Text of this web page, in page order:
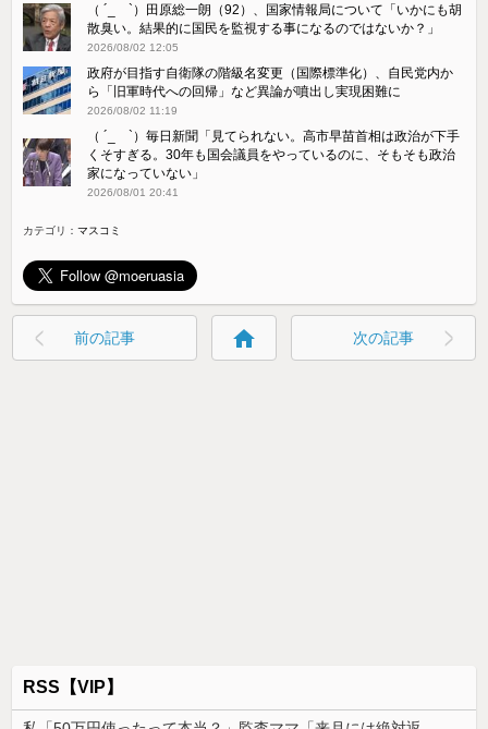
（ ´_ゝ`）田原総一朗（92）、国家情報局について「いかにも胡
散臭い。結果的に国民を監視する事になるのではないか？」
2026/08/02 12:05
政府が目指す自衛隊の階級名変更（国際標準化）、自民党内か
ら「旧軍時代への回帰」など異論が噴出し実現困難に
2026/08/02 11:19
（ ´_ゝ`）毎日新聞「見てられない。高市早苗首相は政治が下手
くそすぎる。30年も国会議員をやっているのに、そもそも政治
家になっていない」
2026/08/01 20:41
カテゴリ：マスコミ
前の記事 home 次の記事
RSS【VIP】